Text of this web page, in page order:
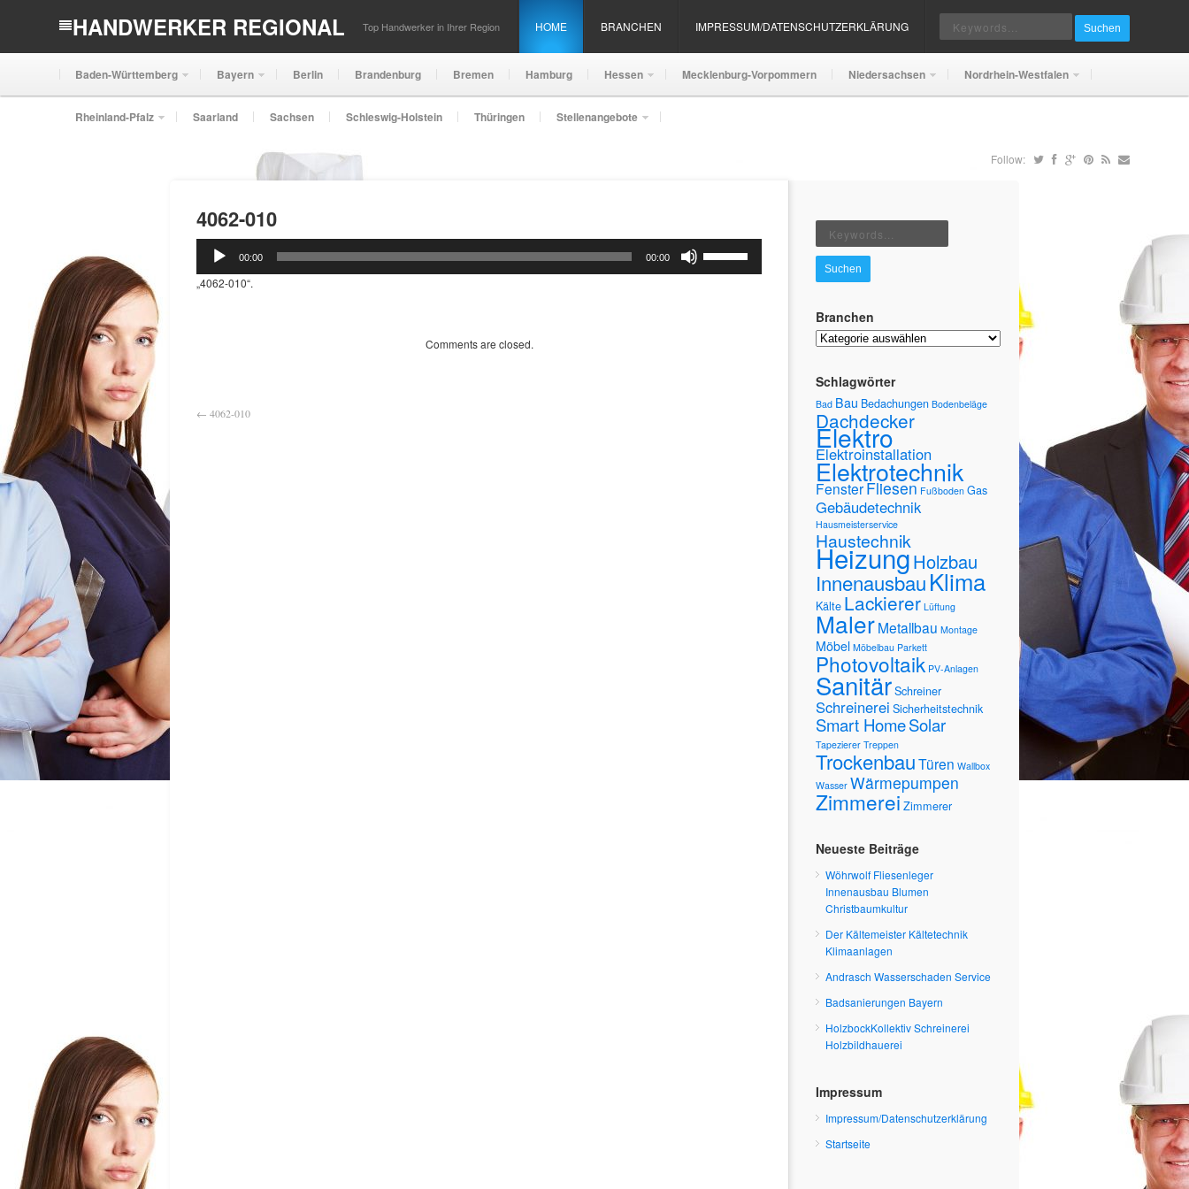
HANDWERKER REGIONAL Top Handwerker in Ihrer Region HOME BRANCHEN IMPRESSUM/DATENSCHUTZERKLÄRUNG Suchen
Baden-Württemberg Bayern Berlin Brandenburg Bremen Hamburg Hessen Mecklenburg-Vorpommern Niedersachsen Nordrhein-Westfalen
Rheinland-Pfalz Saarland Sachsen Schleswig-Holstein Thüringen Stellenangebote
Follow:
4062-010
Audio-
Player
00:00 00:00
Hoch/Runter
„4062-010“.
Comments are closed.
← 4062-010
Suchen
Branchen
Branchen
Schlagwörter
Bad Bau Bedachungen Bodenbeläge
Dachdecker
Elektro
Elektroinstallation
Elektrotechnik
FensterFliesen Fußboden Gas
Gebäudetechnik
Hausmeisterservice
Haustechnik
HeizungHolzbau
InnenausbauKlima
Kälte Lackierer Lüftung
MalerMetallbau Montage
Möbel Möbelbau Parkett
Photovoltaik PV-Anlagen
SanitärSchreiner
Schreinerei Sicherheitstechnik
Smart HomeSolar
Tapezierer Treppen
TrockenbauTüren Wallbox
Wasser Wärmepumpen
Zimmerei Zimmerer
Neueste Beiträge
Wöhrwolf Fliesenleger
Innenausbau Blumen
Christbaumkultur
Der Kältemeister Kältetechnik
Klimaanlagen
Andrasch Wasserschaden Service
Badsanierungen Bayern
HolzbockKollektiv Schreinerei
Holzbildhauerei
Impressum
Impressum/Datenschutzerklärung
Startseite